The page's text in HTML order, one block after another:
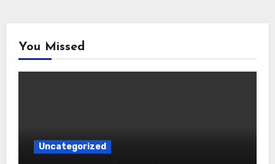
You Missed
Uncategorized